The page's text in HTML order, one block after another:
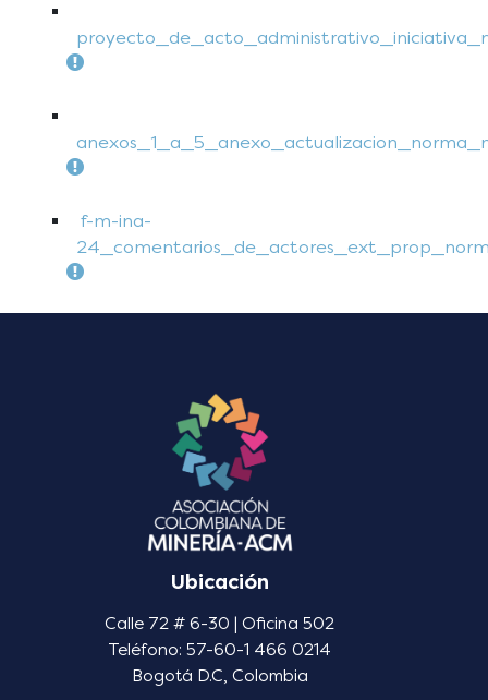
f-m-ina-
Ubicación
Calle 72 # 6-30 | Oficina 502
Teléfono: 57-60-1 466 0214
Bogotá D.C, Colombia